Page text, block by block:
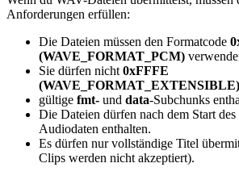
Anforderungen erfüllen:
Die Dateien müssen den Formatcode
(WAVE_FORMAT_PCM)
Sie dürfen nicht0xFFFE
(WAVE_FORMAT_EXTENSIBLE)
gültige fmt- und data-Subchunks
Die Dateien dürfen nach dem Start des
Audiodaten enthalten.
Es dürfen nur vollständige Titel
Clips werden nicht akzeptiert).